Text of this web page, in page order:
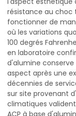
résistance au
fonctionner de
où les variations
100 degrés
en laboratoire
d'alumine
aspect après une
décennies de
sur site provenant
climatiques
ACP à base